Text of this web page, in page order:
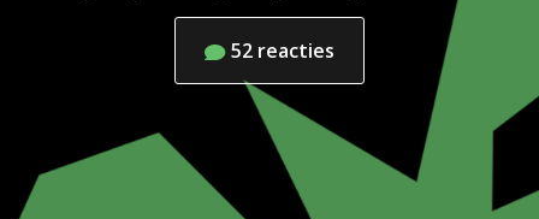
52 reacties